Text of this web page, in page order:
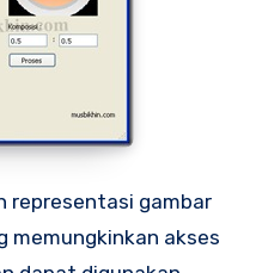
representasi gambar
memungkinkan akses